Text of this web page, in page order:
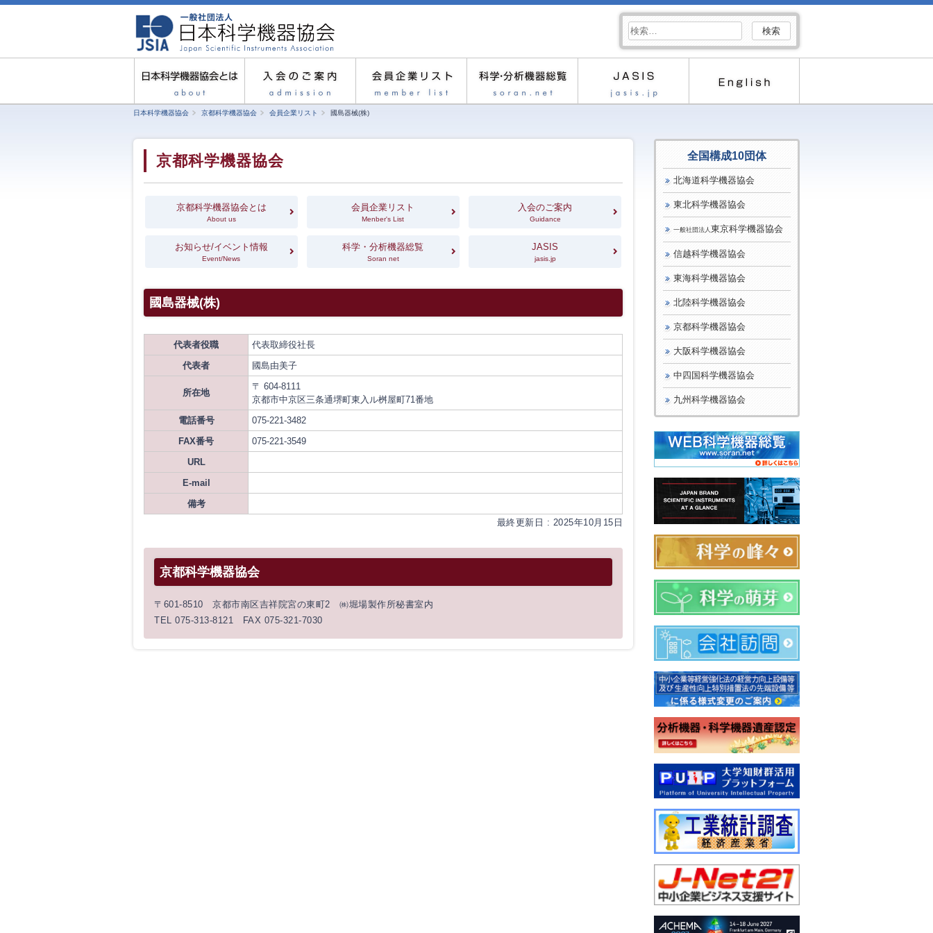
索:
日本科学機器協会 京都科学機器協会 会員企業リスト 國島器械(株)
京都科学機器協会
京都科学機器協会とは
About us
会員企業リスト
Menber's List
入会のご案内
Guidance
お知らせ/イベント情報
Event/News
科学・分析機器総覧
Soran net
JASIS
jasis.jp
國島器械(株)
代表者役職
代表取締役社長
代表者
國島由美子
所在地
〒 604-8111
京都市中京区三条通堺町東入ル桝屋町71番地
電話番号
075-221-3482
FAX番号
075-221-3549
URL
E-mail
備考
最終更新日 : 2025年10月15日
京都科学機器協会
〒601-8510 京都市南区吉祥院宮の東町2 ㈱堀場製作所秘書室内
TEL 075-313-8121 FAX 075-321-7030
全国構成10団体
北海道科学機器協会
東北科学機器協会
一般社団法人 東京科学機器協会
信越科学機器協会
東海科学機器協会
北陸科学機器協会
京都科学機器協会
大阪科学機器協会
中四国科学機器協会
九州科学機器協会